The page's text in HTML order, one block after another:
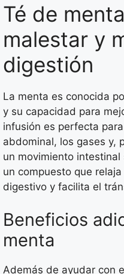
Té de
malestar y
digestión
La menta es conocida
y su capacidad para
infusión es perfecta
abdominal, los gases y,
un movimiento
un compuesto que
digestivo y facilita el
Beneficios
menta
Además de ayudar con